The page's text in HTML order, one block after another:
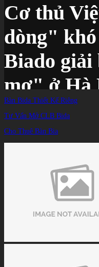
Cơ thủ
dòng" khó
Biado
mơ" ở Hà
TIN TỨC /
Bàn Bida Thiết Kế Riêng
Tư Vấn Mở CLB Bida
Cho Thuê Bàn Bia